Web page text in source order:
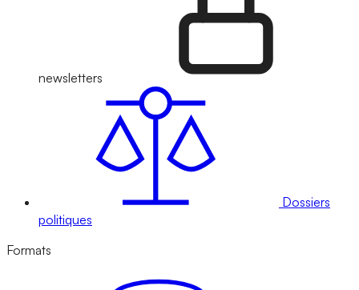
newsletters
Dossiers
politiques
Formats